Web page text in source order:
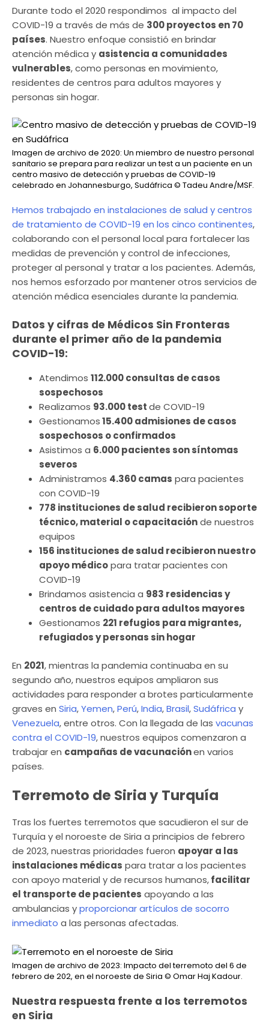
Durante todo el 2020 respondimos al impacto del
COVID-19 a través de más de 300 proyectos en 70
países. Nuestro enfoque consistió en brindar
atención médica y asistencia a comunidades
vulnerables, como personas en movimiento,
residentes de centros para adultos mayores y
personas sin hogar.
Imagen de archivo de 2020: Un miembro de nuestro personal
sanitario se prepara para realizar un test a un paciente en un
centro masivo de detección y pruebas de COVID-19
celebrado en Johannesburgo, Sudáfrica © Tadeu Andre/MSF.
Hemos trabajado en instalaciones de salud y centros
de tratamiento de COVID-19 en los cinco continentes,
colaborando con el personal local para fortalecer las
medidas de prevención y control de infecciones,
proteger al personal y tratar a los pacientes. Además,
nos hemos esforzado por mantener otros servicios de
atención médica esenciales durante la pandemia.
Datos y cifras de Médicos Sin Fronteras
durante el primer año de la pandemia
COVID-19:
Atendimos 112.000 consultas de casos
sospechosos
Realizamos 93.000 testde COVID-19
Gestionamos15.400 admisiones de casos
sospechosos o confirmados
Asistimos a 6.000 pacientes son síntomas
severos
Administramos 4.360 camas para pacientes
con COVID-19
778 instituciones de salud recibieron soporte
técnico, material o capacitaciónde nuestros
equipos
156 instituciones de salud recibieron nuestro
apoyo médicopara tratar pacientes con
COVID-19
Brindamos asistencia a 983 residencias y
centros de cuidado para adultos mayores
Gestionamos 221 refugios para migrantes,
refugiados y personas sin hogar
En 2021, mientras la pandemia continuaba en su
segundo año, nuestros equipos ampliaron sus
actividades para responder a brotes particularmente
graves en Siria,Yemen,Perú,India,Brasil,Sudáfrica y
Venezuela, entre otros. Con la llegada de las vacunas
contra el COVID-19, nuestros equipos comenzaron a
trabajar en campañas de vacunaciónen varios
países.
Terremoto de Siria y Turquía
Tras los fuertes terremotos que sacudieron el sur de
Turquía y el noroeste de Siria a principios de febrero
de 2023, nuestras prioridades fueron apoyar a las
instalaciones médicas para tratar a los pacientes
con apoyo material y de recursos humanos,facilitar
el transporte de pacientes apoyando a las
ambulancias yproporcionar artículos de socorro
inmediato a las personas afectadas.
Imagen de archivo de 2023: Impacto del terremoto del 6 de
febrero de 202, en el noroeste de Siria © Omar Haj Kadour.
Nuestra respuesta frente a los terremotos
en Siria